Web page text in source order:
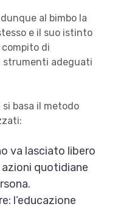
al bimbo la
e il suo istinto
di
strumenti adeguati
si basa il metodo
va lasciato libero
quotidiane
l’educazione